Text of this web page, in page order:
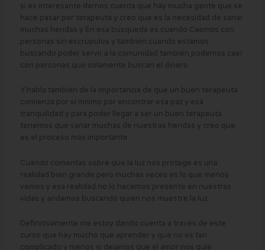
si es interesante darnos cuenta que hay mucha gente que se
hace pasar por terapeuta y creo que es la necesidad de sanar
muchas heridas y En esa búsqueda es cuando Caemos con
personas sin escrúpulos y también cuando estamos
buscando poder servir a la comunidad también podemos caer
con personas que solamente buscan el dinero
Y habla también de la importancia de que un buen terapeuta
comienza por sí mismo por encontrar esa paz y esa
tranquilidad y para poder llegar a ser un buen terapeuta
tenemos que sanar muchas de nuestras heridas y creo que
es el proceso más importante
Cuándo comentas sobre que la luz nos protege es una
realidad bien grande pero muchas veces es lo que menos
vemos y esa realidad no lo hacemos presente en nuestras
vidas y andamos buscando quien nos muestre la luz.
Definitivamente me estoy dando cuenta a través de este
curso que hay mucho que aprender y que no es tan
complicado y menos si dejamos que el amor nos guíe